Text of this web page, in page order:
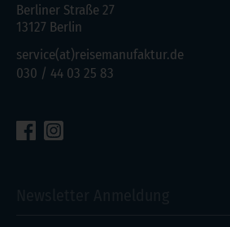
Berliner Straße 27
13127 Berlin
service(at)reisemanufaktur.de
030 / 44 03 25 83